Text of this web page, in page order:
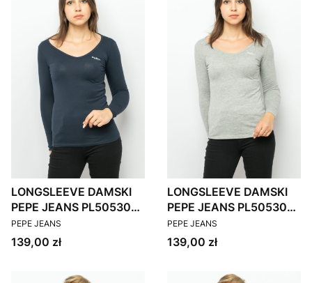
LONGSLEEVE DAMSKI
PEPE JEANS PL505306
GRANATOWY
PRODUCENT
PEPE JEANS
Cena
139,00 zł
LONGSLEEVE DAMSKI
PEPE JEANS PL505306
SZARY
PRODUCENT
PEPE JEANS
Cena
139,00 zł